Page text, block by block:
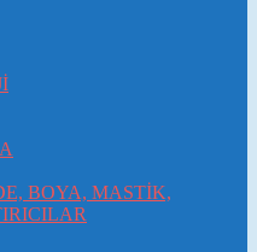
BOYA, MASTİK,